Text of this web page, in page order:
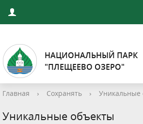
НАЦИОНАЛЬНЫЙ ПАРК
"ПЛЕЩЕЕВО ОЗЕРО"
Главная › Сохранять › Уникальные
Уникальные объекты